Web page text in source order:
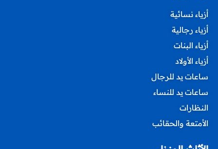
أزياء نسائية
أزياء رجالية
أزياء البنات
أزياء الأولاد
ساعات يد للرجال
ساعات يد للنساء
النظارات
الأمتعة والحقائب